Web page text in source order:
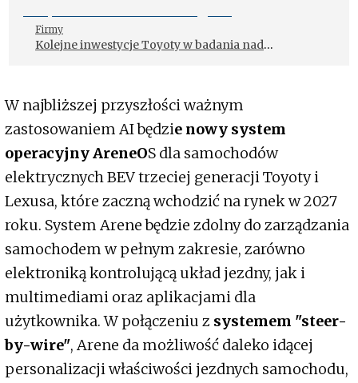
Firmy
Kolejne inwestycje Toyoty w badania nad
W najbliższej przyszłości ważnym
zastosowaniem AI będzie nowy system
operacyjny AreneOS dla samochodów
elektrycznych BEV trzeciej generacji Toyoty i
Lexusa, które zaczną wchodzić na rynek w 2027
roku. System Arene będzie zdolny do zarządzania
samochodem w pełnym zakresie, zarówno
elektroniką kontrolującą układ jezdny, jak i
multimediami oraz aplikacjami dla
użytkownika. W połączeniu z systemem "steer-
by-wire", Arene da możliwość daleko idącej
personalizacji właściwości jezdnych samochodu,